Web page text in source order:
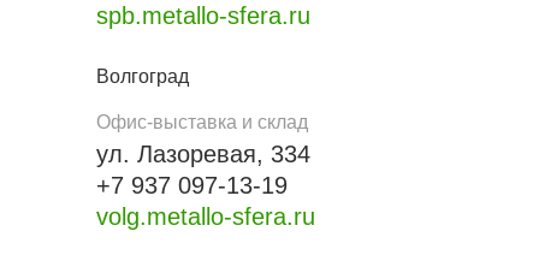
spb.metallo-sfera.ru
Волгоград
Офис-выставка и склад
ул. Лазоревая, 334
+7 937 097-13-19
volg.metallo-sfera.ru